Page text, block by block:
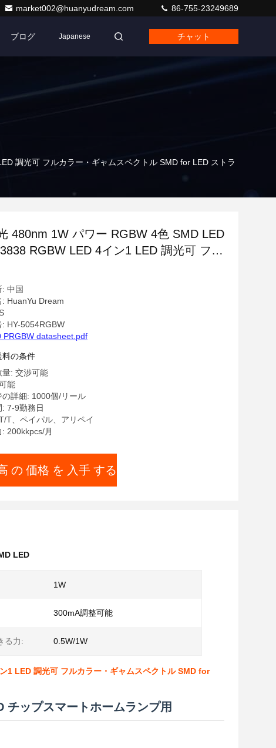
market002@huanyudream.com 86-755-23249689
ブログ Japanese チャット
調光可 フルカラー・ギャムスペクトル SMD for LED ストラ
480nm 1W パワー RGBW 4色 SMD LED
RGBW LED 4イン1 LED 調光可 フル
ギャムスペクトル SMD for LED ストラ
ト オフィス・スタジオ用
: 中国
: HuanYu Dream
: HY-5054RGBW
PRGBW datasheet.pdf
料の条件
量: 交渉可能
能
の詳細: 1000個/リール
7-9勤務日
T、ペイパル、アリペイ
200kkpcs/月
の 価格 を 入手 する
LED
1W
300mA調整可能
る力: 0.5W/1W
1 LED 調光可 フルカラー・ギャムスペクトル SMD for
ップスマートホームランプ用